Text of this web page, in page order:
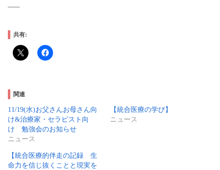
—–
共有:
関連
11/19(水)お父さんお母さん向
け&治療家・セラピスト向
け 勉強会のお知らせ
ニュース
【統合医療の学び】
ニュース
【統合医療的伴走の記録 生
命力を信じ抜くことと現実を